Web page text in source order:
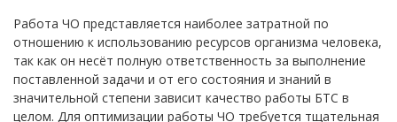
Работа ЧО представляется наиболее затратной по
отношению к использованию ресурсов организма человека,
так как он несёт полную ответственность за выполнение
поставленной задачи и от его состояния и знаний в
значительной степени зависит качество работы БТС в
целом. Для оптимизации работы ЧО требуется тщательная